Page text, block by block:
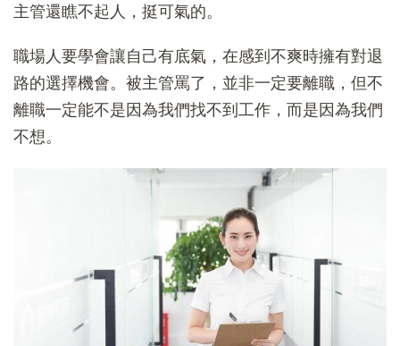
主管還瞧不起人，挺可氣的。
職場人要學會讓自己有底氣，在感到不爽時擁有對退
路的選擇機會。被主管罵了，並非一定要離職，但不
離職一定能不是因為我們找不到工作，而是因為我們
不想。